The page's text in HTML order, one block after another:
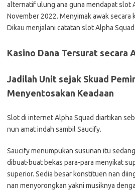
alternatif ulung ana guna mendapat slot
November 2022. Menyimak awak secara
Dikau menjalani catatan slot Alpha Squad.
Kasino Dana Tersurat secara
Jadilah Unit sejak Skuad
Menyentosakan Keadaan
Slot di internet Alpha Squad diartikan
nun amat indah sambil Saucify.
Saucify menumpukan susunan itu
dibuat-buat bekas para-para menyikat
superior. Sedia besar konstituen nan
nan menyorongkan yakni musiknya